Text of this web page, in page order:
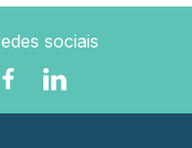
sociais